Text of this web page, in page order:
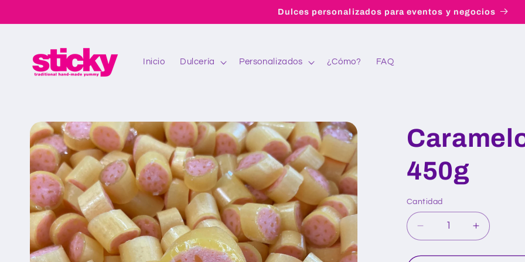
al contenido
Dulces personalizados para eventos y negocios
Inicio Dulcería Personalizados ¿Cómo? FAQ
directamente
a la
información
del producto
450g
Cantidad
Reducir
cantidad
para
Aumentar
cantidad
para